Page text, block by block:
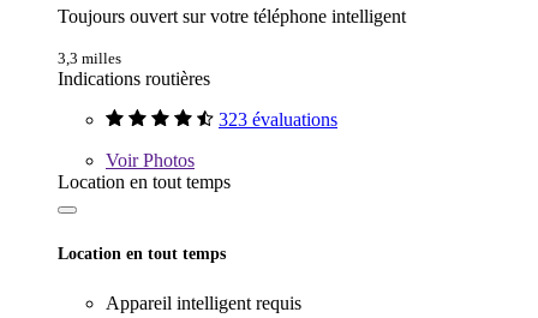
Toujours ouvert sur votre téléphone intelligent
3,3 milles
Indications routières
323 évaluations
VoirPhotos
Location en tout temps
Location en tout temps
Appareil intelligent requis